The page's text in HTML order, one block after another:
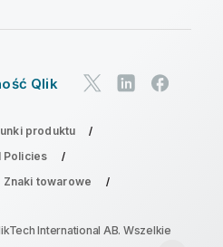
Qlik
produktu
Policies
Znaki towarowe
International AB. Wszelkie